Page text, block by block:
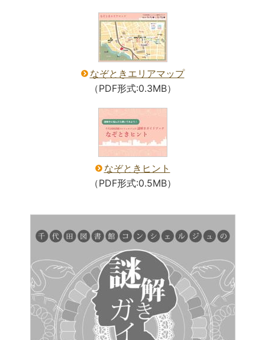
なぞときエリアマップ
（PDF形式:0.3MB）
なぞときヒント
（PDF形式:0.5MB）